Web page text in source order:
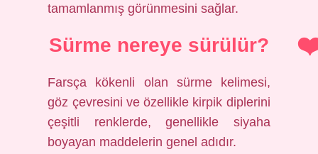
tamamlanmış görünmesini sağlar.
Sürme nereye sürülür?
Farsça kökenli olan sürme kelimesi,
göz çevresini ve özellikle kirpik diplerini
çeşitli renklerde, genellikle siyaha
boyayan maddelerin genel adıdır.